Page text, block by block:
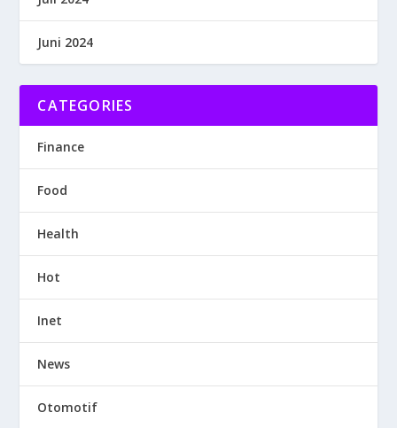
Juni 2024
CATEGORIES
Finance
Food
Health
Hot
Inet
News
Otomotif